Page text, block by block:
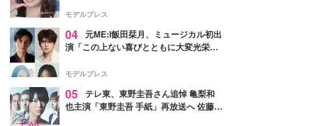
モデルプレス
04 元ME:I飯田栞月、ミュージカル初出
演「この上ない喜びとともに大変光栄」
ャスト発表
モデルプレス
05 テレ東、東野圭吾さん追悼 亀梨和
也主演「東野圭吾 手紙」再放送へ 佐藤隆